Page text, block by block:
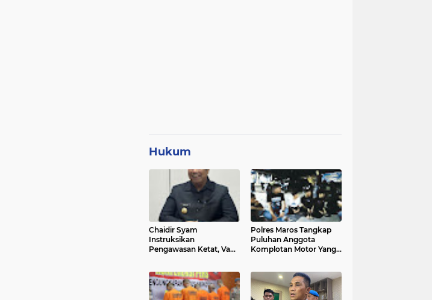
Hukum
Chaidir Syam
Instruksikan
Pengawasan Ketat, Vape
Polres Maros Tangkap
Puluhan Anggota
Komplotan Motor Yang